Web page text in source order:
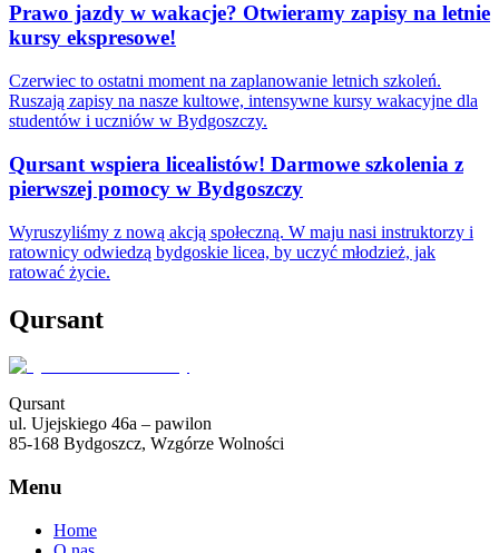
Prawo jazdy w wakacje? Otwieramy zapisy na letnie
kursy ekspresowe!
Czerwiec to ostatni moment na zaplanowanie letnich szkoleń.
Ruszają zapisy na nasze kultowe, intensywne kursy wakacyjne dla
studentów i uczniów w Bydgoszczy.
Qursant wspiera licealistów! Darmowe szkolenia z
pierwszej pomocy w Bydgoszczy
Wyruszyliśmy z nową akcją społeczną. W maju nasi instruktorzy i
ratownicy odwiedzą bydgoskie licea, by uczyć młodzież, jak
ratować życie.
Qursant
Qursant
ul. Ujejskiego 46a – pawilon
85-168 Bydgoszcz, Wzgórze Wolności
Menu
Home